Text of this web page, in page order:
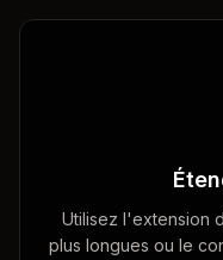
Utilisez l'extension
plus longues ou le